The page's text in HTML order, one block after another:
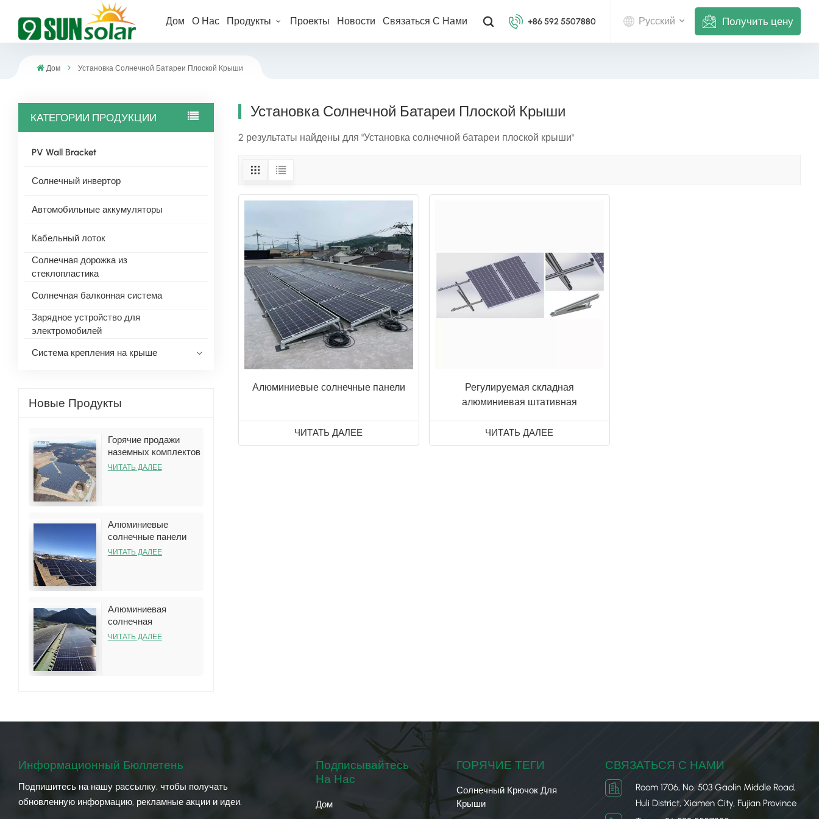
Дом О Нас Продукты Проекты Новости Связаться С Нами +86 592 5507880 Русский Получить цену
Дом Установка Солнечной Батареи Плоской Крыши
КАТЕГОРИИ ПРОДУКЦИИ
PV Wall Bracket
Солнечный инвертор
Автомобильные аккумуляторы
Кабельный лоток
Солнечная дорожка из
стеклопластика
Солнечная балконная система
Зарядное устройство для
электромобилей
Система крепления на крыше
Новые Продукты
Горячие продажи
наземных комплектов
кронштейнов для
ЧИТАТЬ ДАЛЕЕ
Алюминиевые
солнечные панели
наземная стеллажная
ЧИТАТЬ ДАЛЕЕ
Алюминиевая
солнечная
конструкция
ЧИТАТЬ ДАЛЕЕ
Установка Солнечной Батареи Плоской Крыши
2 результаты найдены для "Установка солнечной батареи плоской крыши"
Алюминиевые солнечные панели
ЧИТАТЬ ДАЛЕЕ
Регулируемая складная
алюминиевая штативная
батарей, треугольная система
крепления на крыше.
ЧИТАТЬ ДАЛЕЕ
Информационный Бюллетень
Подпишитесь на нашу рассылку, чтобы получать
обновленную информацию, рекламные акции и идеи.
Подписывайтесь
На Нас
Дом
ГОРЯЧИЕ ТЕГИ
Солнечный Крючок Для
Крыши
СВЯЗАТЬСЯ С НАМИ
Room 1706, No. 503 Gaolin Middle Road,
Huli District, Xiamen City, Fujian Province